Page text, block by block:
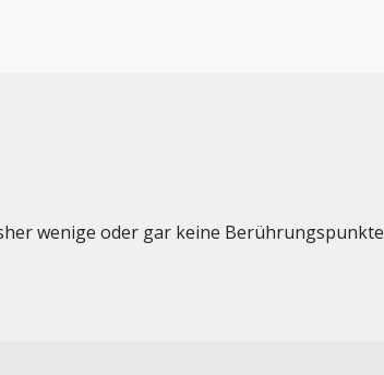
wenige oder gar keine Berührungspunkte